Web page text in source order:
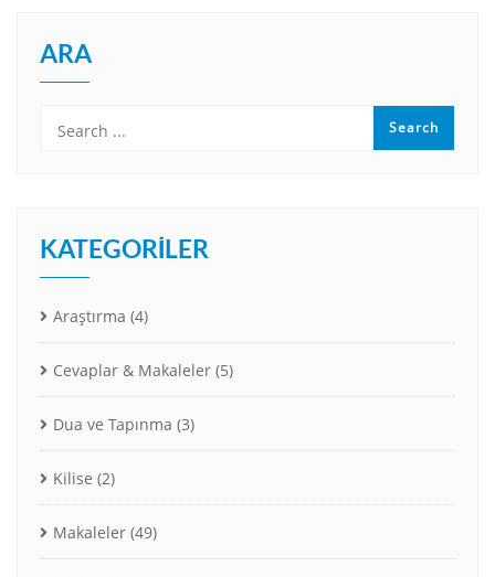
ARA
KATEGORILER
Araştırma (4)
Cevaplar & Makaleler (5)
Dua ve Tapınma (3)
Kilise (2)
Makaleler (49)